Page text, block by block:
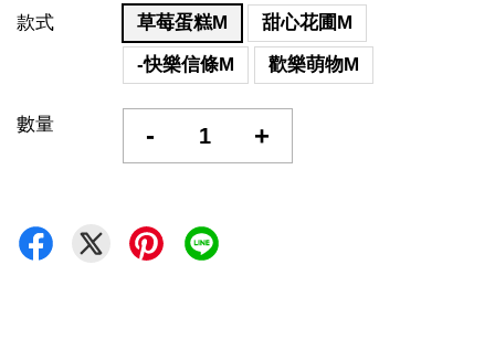
款式 草莓蛋糕M
甜心花圃M
-快樂信條M
歡樂萌物M
數量 - +